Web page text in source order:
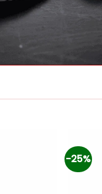
-25%